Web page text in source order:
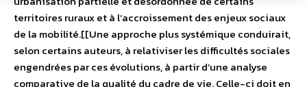
territoires ruraux et à l’accroissement des enjeux sociaux
de la mobilité.[[Une approche plus systémique conduirait,
selon certains auteurs, à relativiser les difficultés sociales
engendrées par ces évolutions, à partir d’une analyse
comparative de la qualité du cadre de vie. Celle-ci doit en